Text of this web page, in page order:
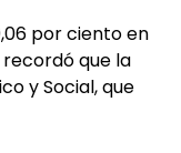
por ciento en
recordó que la
y Social, que